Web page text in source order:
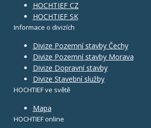
HOCHTIEF CZ
HOCHTIEF SK
Informace o divizích
Divize Pozemní stavby Čechy
Divize Pozemní stavby Morava
Divize Dopravní stavby
Divize Stavební služby
HOCHTIEF ve světě
Mapa
HOCHTIEF online